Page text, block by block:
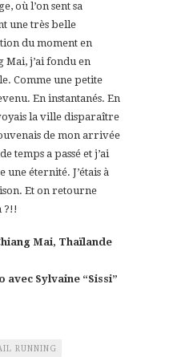
où l’on sent sa
une très belle
du moment en
Mai, j’ai fondu en
Comme une petite
En instantanés. En
la ville disparaître
de mon arrivée
temps a passé et j’ai
une éternité. J’étais à
Et on retourne
?!!
Mai, Thaïlande
avec Sylvaine “Sissi”
RUNNING